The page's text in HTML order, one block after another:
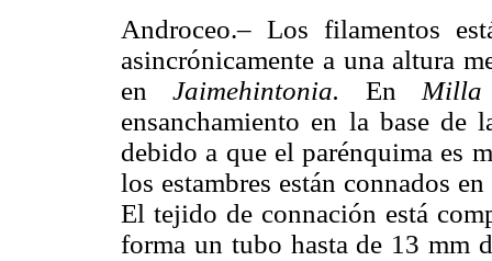
Androceo.– Los filamentos
asincrónicamente a una altura
enJaimehintonia. En
ensanchamiento en la base
debido a que el parénquima es
los estambres están connados en
El tejido de connación está
forma un tubo hasta de 13 mm